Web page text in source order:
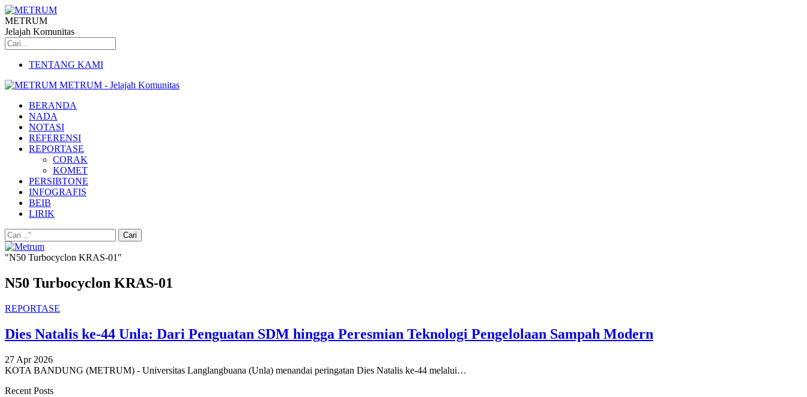
METRUM
Jelajah Komunitas
TENTANG KAMI
METRUM - Jelajah Komunitas
BERANDA
NADA
NOTASI
REFERENSI
REPORTASE
CORAK
KOMET
PERSIBTONE
INFOGRAFIS
BEIB
LIRIK
"N50 Turbocyclon KRAS-01"
N50 Turbocyclon KRAS-01
REPORTASE
Dies Natalis ke-44 Unla: Dari Penguatan SDM hingga Peresmian Teknologi Pengelolaan Sampah Modern
27 Apr 2026
KOTA BANDUNG (METRUM) - Universitas Langlangbuana (Unla) menandai peringatan Dies Natalis ke-44 melalui…
Recent Posts